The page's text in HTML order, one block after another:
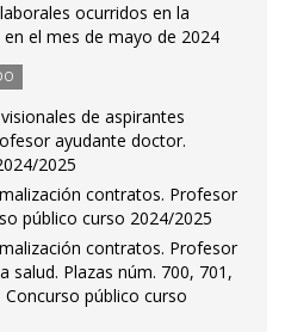
ocurridos en la
el mes de mayo de 2024
de aspirantes
ayudante doctor.
2025
contratos. Profesor
público curso 2024/2025
contratos. Profesor
salud. Plazas núm. 700, 701,
público curso